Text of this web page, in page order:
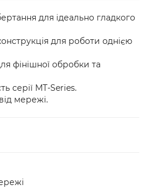
для ідеально гладкого
для роботи однією
фінішної обробки та
серії MT-Series.
мережі.